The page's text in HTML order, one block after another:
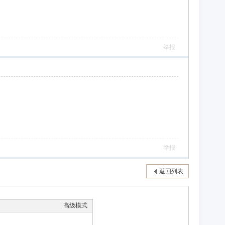
举报
举报
返回列表
高级模式